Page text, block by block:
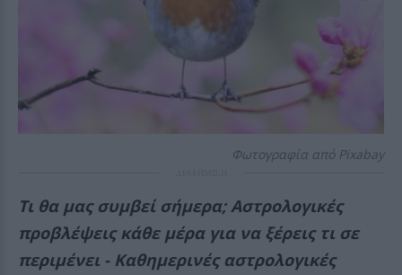
Φωτογραφία από Pixabay
Τι θα μας συμβεί σήμερα; Αστρολογικές
προβλέψεις κάθε μέρα για να ξέρεις τι σε
περιμένει - Καθημερινές αστρολογικές